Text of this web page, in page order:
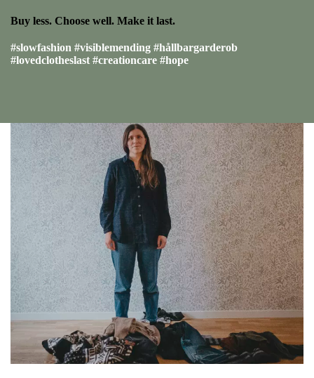
Buy less. Choose well. Make it last.
#slowfashion #visiblemending #hållbargarderob
#lovedclotheslast #creationcare #hope